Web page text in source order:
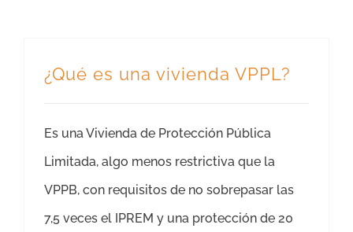
¿Qué es una vivienda VPPL?
Es una Vivienda de Protección Pública
Limitada, algo menos restrictiva que la
VPPB, con requisitos de no sobrepasar las
7,5 veces el IPREM y una protección de 20